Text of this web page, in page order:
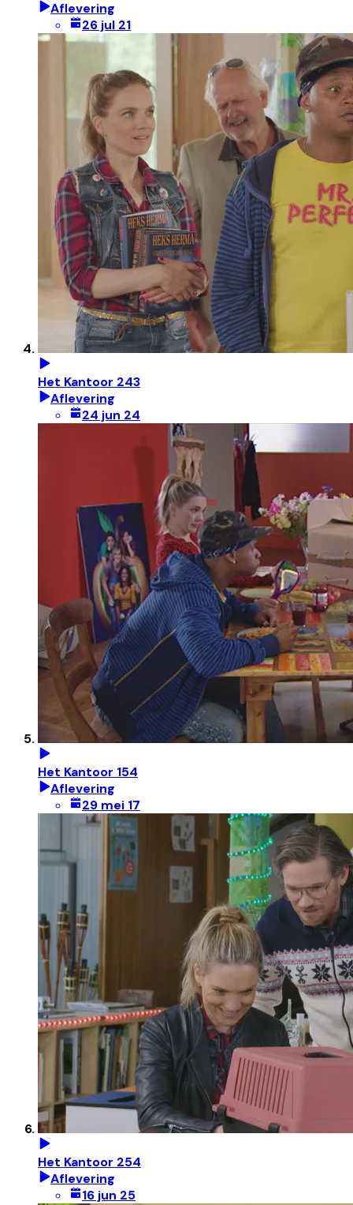
Aflevering
26 jul 21
Het Kantoor 243
Aflevering
24 jun 24
Het Kantoor 154
Aflevering
29 mei 17
Het Kantoor 254
Aflevering
16 jun 25